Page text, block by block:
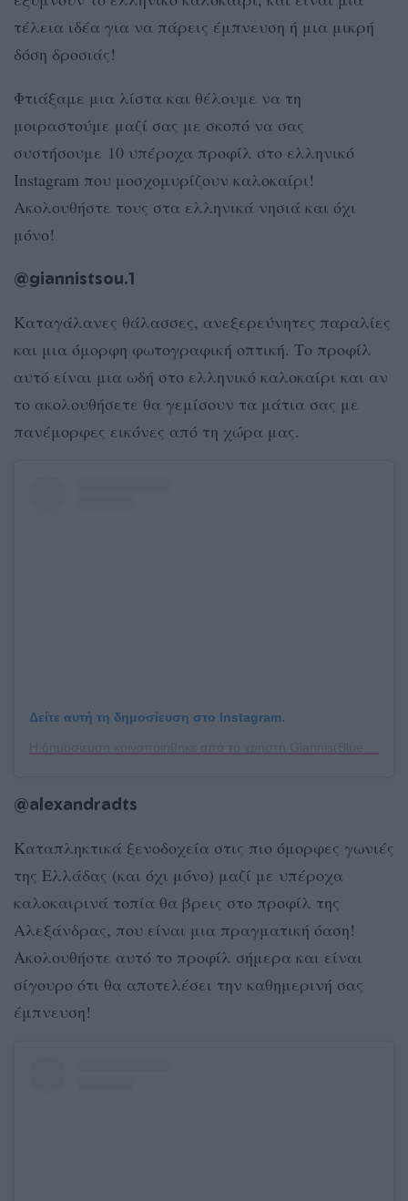
τέλεια ιδέα για να πάρεις έμπνευση ή μια μικρή
δόση δροσιάς!
Φτιάξαμε μια λίστα και θέλουμε να τη
μοιραστούμε μαζί σας με σκοπό να σας
συστήσουμε 10 υπέροχα προφίλ στο ελληνικό
Instagram που μοσχομυρίζουν καλοκαίρι!
Ακολουθήστε τους στα ελληνικά νησιά και όχι
μόνο!
@giannistsou.1
Καταγάλανες θάλασσες, ανεξερεύνητες παραλίες
και μια όμορφη φωτογραφική οπτική. Το προφίλ
αυτό είναι μια ωδή στο ελληνικό καλοκαίρι και αν
το ακολουθήσετε θα γεμίσουν τα μάτια σας με
πανέμορφες εικόνες από τη χώρα μας.
Δείτε αυτή τη δημοσίευση στο Instagram.
@alexandradts
Καταπληκτικά ξενοδοχεία στις πιο όμορφες γωνιές
της Ελλάδας (και όχι μόνο) μαζί με υπέροχα
καλοκαιρινά τοπία θα βρεις στο προφίλ της
Αλεξάνδρας, που είναι μια πραγματική όαση!
Ακολουθήστε αυτό το προφίλ σήμερα και είναι
σίγουρο ότι θα αποτελέσει την καθημερινή σας
έμπνευση!